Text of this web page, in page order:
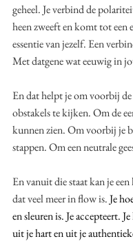
geheel. Je verbind de
heen zweeft en komt tot een
essentie van jezelf. Een
Met datgene wat eeuwig in
En dat helpt je om voorbij de
obstakels te kijken. Om de
kunnen zien. Om voorbij je
stappen. Om een neutrale
En vanuit die staat kan je een
dat veel meer in flow is. Je
en sleuren is. Je accepteert.
uit je hart en uit je